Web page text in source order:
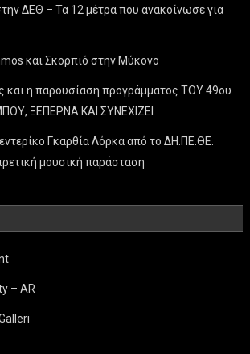
ΔΕΘ – Τα 12 μέτρα που ανακοίνωσε για
και Σκορπιό στην Μύκονο
και η παρουσίαση προγράμματος ΤΟΥ 49ου
ΞΕΠΕΡΝΑ ΚΑΙ ΣΥΝΕΧΙΖΕΙ
Γκαρθία Λόρκα από το ΔΗ.ΠΕ.ΘΕ.
μουσική παράσταση
– AR